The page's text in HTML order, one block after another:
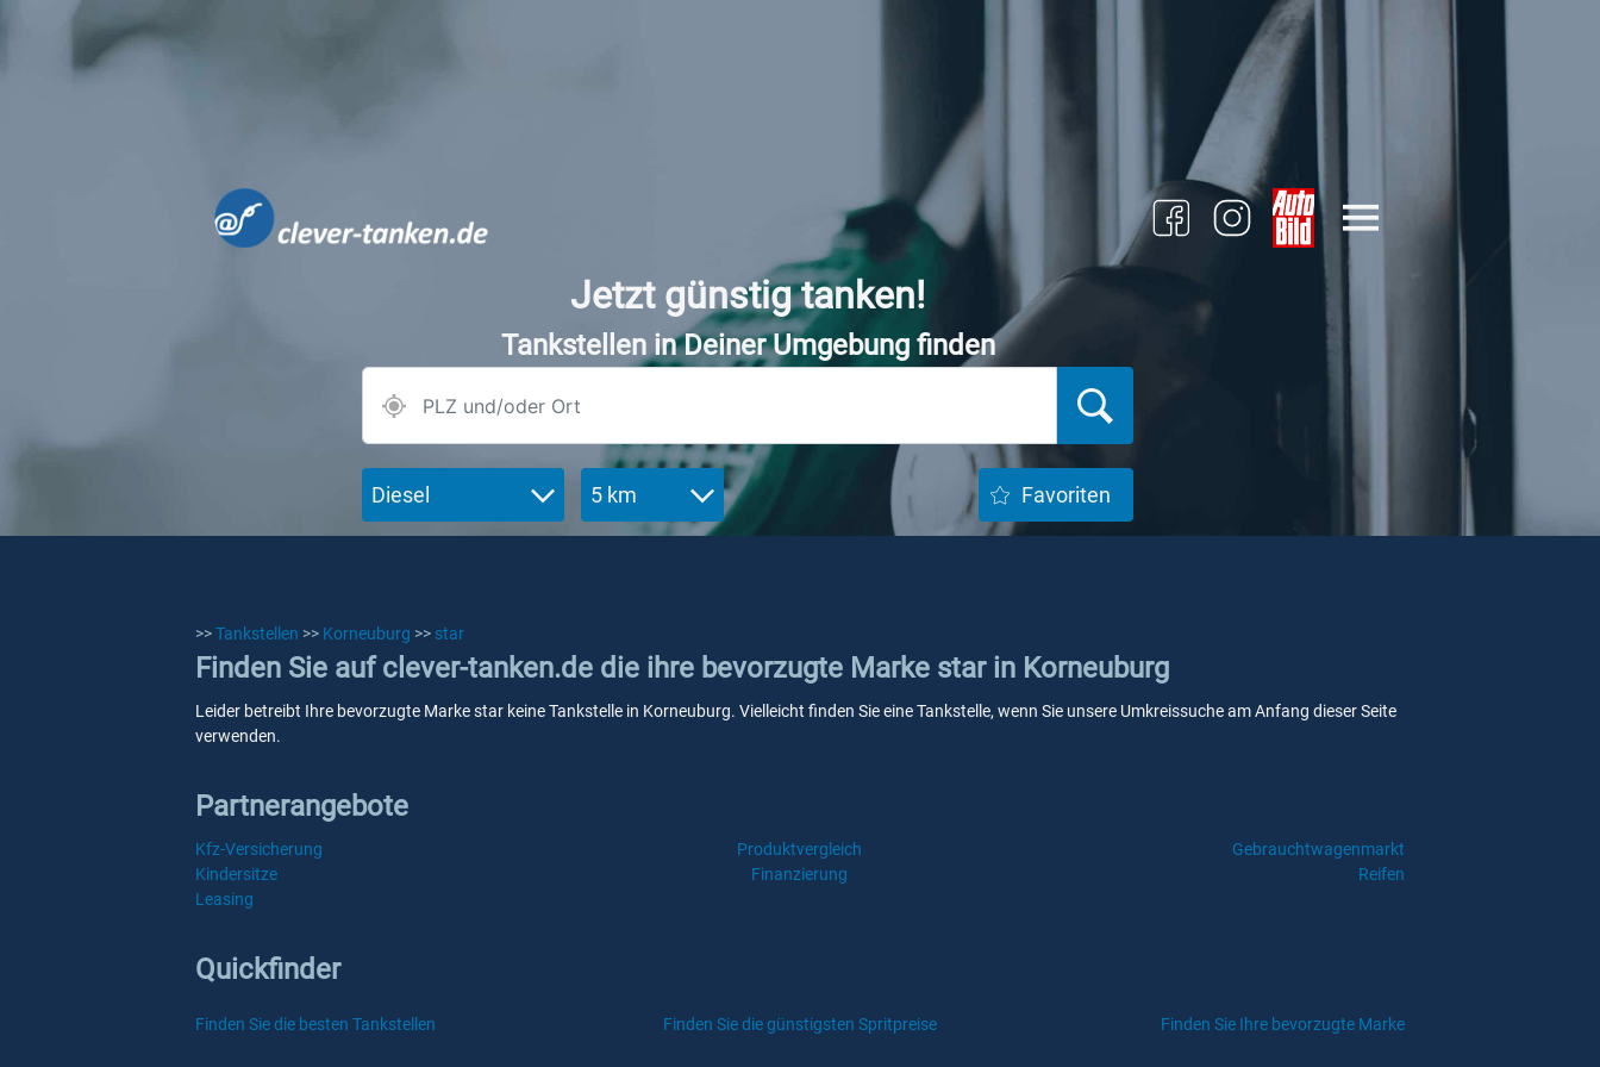
Jetzt günstig tanken!
Tankstellen in Deiner Umgebung finden
Diesel 5 km Favoriten
>>Tankstellen >> Korneuburg >> star
Finden Sie auf clever-tanken.de die ihre bevorzugte Marke star in Korneuburg
Leider betreibt Ihre bevorzugte Marke star keine Tankstelle in Korneuburg. Vielleicht finden Sie eine Tankstelle, wenn Sie unsere Umkreissuche am Anfang dieser Seite
verwenden.
Partnerangebote
Kfz-Versicherung Produktvergleich
Gebrauchtwagenmarkt
Kindersitze
Finanzierung
Reifen
Leasing
Quickfinder
Finden Sie die besten Tankstellen Finden Sie die günstigsten Spritpreise Finden Sie Ihre bevorzugte Marke